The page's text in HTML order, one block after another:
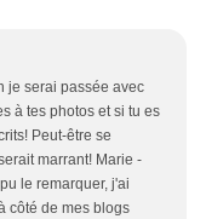
je serai passée avec
à tes photos et si tu es
Peut-être se
marrant! Marie -
le remarquer, j'ai
côté de mes blogs